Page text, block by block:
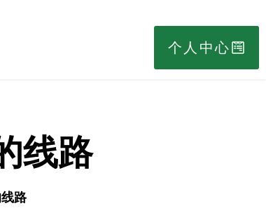
个人中心
线路
路